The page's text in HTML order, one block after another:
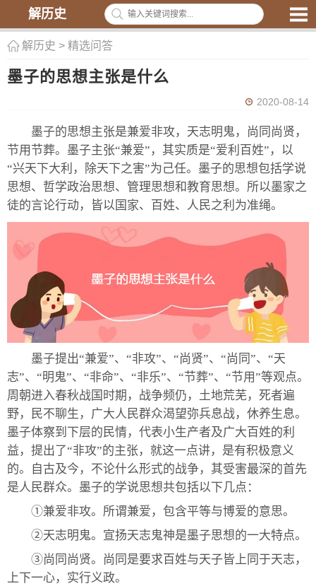
解历史
解历史 > 精选问答
墨子的思想主张是什么
2020-08-14
墨子的思想主张是兼爱非攻，天志明鬼，尚同尚贤，
节用节葬。墨子主张“兼爱”，其实质是“爱利百姓”，以
“兴天下大利，除天下之害”为己任。墨子的思想包括学说
思想、哲学政治思想、管理思想和教育思想。所以墨家之
徒的言论行动，皆以国家、百姓、人民之利为准绳。
墨子提出“兼爱”、“非攻”、“尚贤”、“尚同”、“天
志”、“明鬼”、“非命”、“非乐”、“节葬”、“节用”等观点。
周朝进入春秋战国时期，战争频仍，土地荒芜，死者遍
野，民不聊生，广大人民群众渴望弥兵息战，休养生息。
墨子体察到下层的民情，代表小生产者及广大百姓的利
益，提出了“非攻”的主张，就这一点讲，是有积极意义
的。自古及今，不论什么形式的战争，其受害最深的首先
是人民群众。墨子的学说思想共包括以下几点：
①兼爱非攻。所谓兼爱，包含平等与博爱的意思。
②天志明鬼。宣扬天志鬼神是墨子思想的一大特点。
③尚同尚贤。尚同是要求百姓与天子皆上同于天志，
上下一心，实行义政。